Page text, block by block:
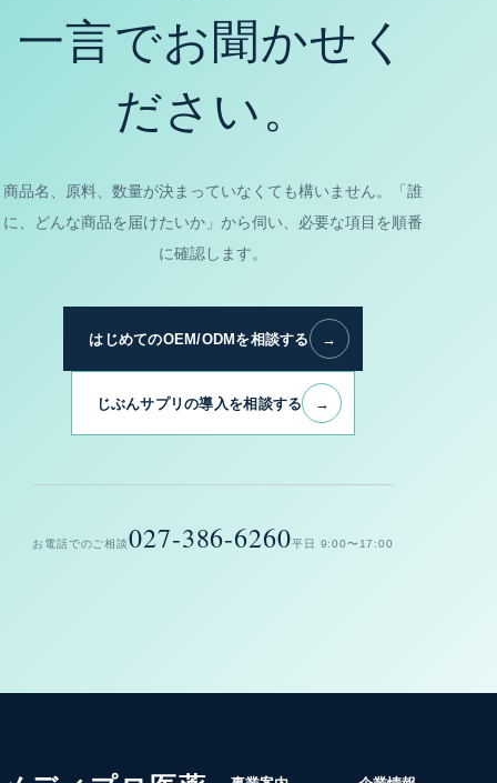
一言でお聞かせく
ださい。
商品名、原料、数量が決まっていなくても構いません。「誰
に、どんな商品を届けたいか」から伺い、必要な項目を順番
に確認します。
はじめてのOEM/ODMを相談する →
じぶんサプリの導入を相談する →
お電話でのご相談027-386-6260平日 9:00〜17:00